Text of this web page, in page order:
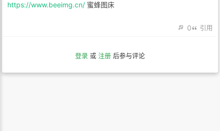
https://www.beeimg.cn/ 蜜蜂图床
0 引用
登录 或 注册 后参与评论